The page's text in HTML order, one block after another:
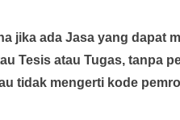
jika ada Jasa yang dapat
Tesis atau Tugas, tanpa
tidak mengerti kode